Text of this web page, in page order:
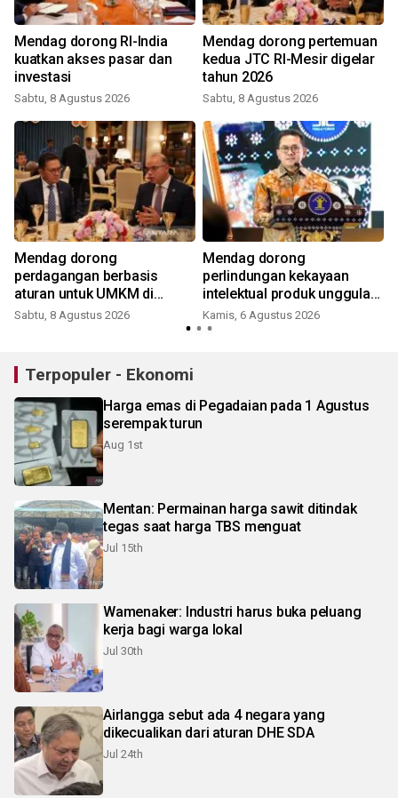
Mendag dorong RI-India
kuatkan akses pasar dan
investasi
Sabtu, 8 Agustus 2026
Mendag dorong pertemuan
kedua JTC RI-Mesir digelar
tahun 2026
Sabtu, 8 Agustus 2026
Mendag dorong
perdagangan berbasis
aturan untuk UMKM di
BRICS
Sabtu, 8 Agustus 2026
Mendag dorong
perlindungan kekayaan
intelektual produk unggulan
RI
Kamis, 6 Agustus 2026
Terpopuler - Ekonomi
Harga emas di Pegadaian pada 1 Agustus
serempak turun
Aug 1st
Mentan: Permainan harga sawit ditindak
tegas saat harga TBS menguat
Jul 15th
Wamenaker: Industri harus buka peluang
kerja bagi warga lokal
Jul 30th
Airlangga sebut ada 4 negara yang
dikecualikan dari aturan DHE SDA
Jul 24th